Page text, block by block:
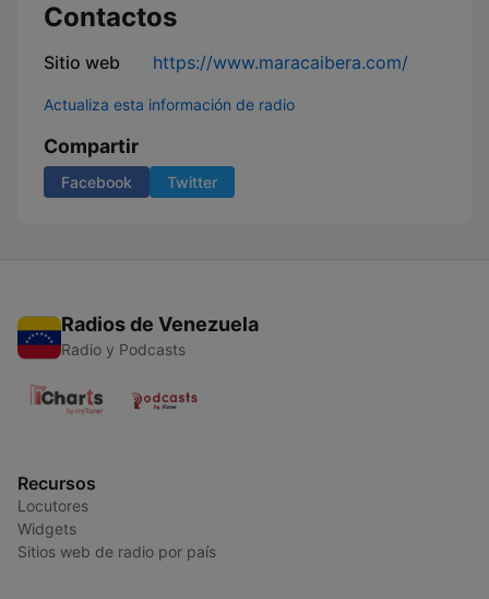
Contactos
Sitio web https://www.maracaibera.com/
Actualiza esta información de radio
Compartir
Facebook Twitter
Radios de Venezuela
Radio y Podcasts
Recursos
Locutores
Widgets
Sitios web de radio por país